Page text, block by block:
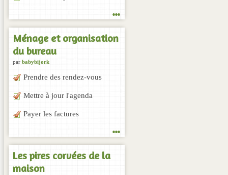
...
Ménage et organisation
du bureau
par babybijork
Prendre des rendez-vous
Mettre à jour l'agenda
Payer les factures
...
Les pires corvées de la
maison